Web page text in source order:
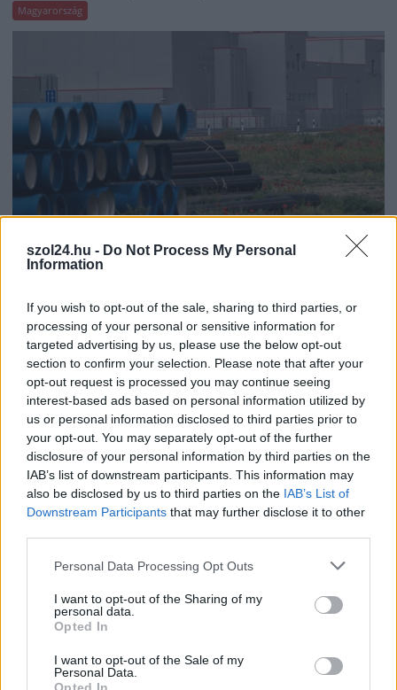
szol24.hu - Do Not Process My Personal
Information
If you wish to opt-out of the sale, sharing to third parties, or
processing of your personal or sensitive information for
targeted advertising by us, please use the below opt-out
section to confirm your selection. Please note that after your
opt-out request is processed you may continue seeing
interest-based ads based on personal information utilized by
us or personal information disclosed to third parties prior to
your opt-out. You may separately opt-out of the further
disclosure of your personal information by third parties on the
IAB’s list of downstream participants. This information may
also be disclosed by us to third parties on the IAB’s List of
Downstream Participants that may further disclose it to other
Please note that this website/app uses one or more Google
not limited to your visit or usage behaviour. You may click to
grant or deny consent to Google and its third-party tags to
use your data for below specified purposes in below Google
consent section.
Personal Data Processing Opt Outs
I want to opt-out of the Sharing of my
personal data.
Opted In
I want to opt-out of the Sale of my
Personal Data.
Magyarország
Átfogó országos ellenőrzés indult a hazai
akkumulátoripari üzemekben
Szigorú hatósági vizsgálat alá vonják az akkumulátorgyártás
teljes működési láncát Magyarországon. Az augusztus 1-jétől
indult országos...
Magyarország